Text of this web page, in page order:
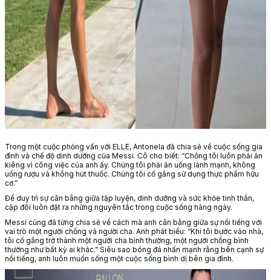
Trong một cuộc phỏng vấn với ELLE, Antonela đã chia sẻ về cuộc sống gia
đình và chế độ dinh dưỡng của Messi. Cô cho biết: “Chồng tôi luôn phải ăn
kiêng vì công việc của anh ấy. Chúng tôi phải ăn uống lành mạnh, không
uống rượu và không hút thuốc. Chúng tôi cố gắng sử dụng thực phẩm hữu
cơ.”
Để duy trì sự cân bằng giữa tập luyện, dinh dưỡng và sức khỏe tinh thần,
cặp đôi luôn đặt ra những nguyên tắc trong cuộc sống hàng ngày.
Messi cũng đã từng chia sẻ về cách mà anh cân bằng giữa sự nổi tiếng với
vai trò một người chồng và người cha. Anh phát biểu: “Khi tôi bước vào nhà,
tôi cố gắng trở thành một người cha bình thường, một người chồng bình
thường như bất kỳ ai khác.” Siêu sao bóng đá nhấn mạnh rằng bên cạnh sự
nổi tiếng, anh luôn muốn sống một cuộc sống bình dị bên gia đình.